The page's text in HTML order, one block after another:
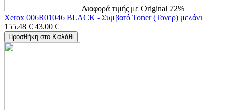
Διαφορά τιμής με Original 72%
Xerox 006R01046 BLACK - Συμβατό Toner (Τονερ) μελάνι
155.48 € 43.00 €
Προσθήκη στο Καλάθι